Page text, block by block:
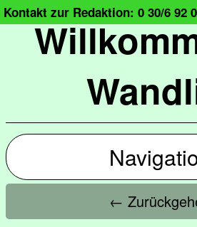
Kontakt zur Redaktion: 0 30/6 92
←